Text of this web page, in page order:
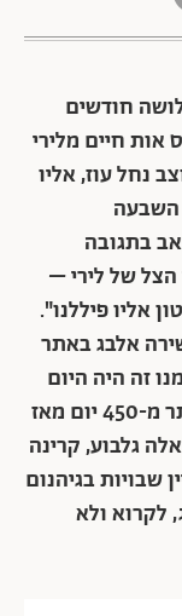
2025, שנה ושלושה חודשים
חיים מלירי
נחטפה ממוצב נחל עוז, אליו
השבעה
בתגובה
הצל של לירי –
אליו פיללנו".
שירה אלבג באתר
זה היה היום
ה-198 לחטיפתה. בינתיים חלפו כבר יותר מ-450 יום מאז
גלבוע, קרינה
שבויות בגיהנום
לקרוא ולא